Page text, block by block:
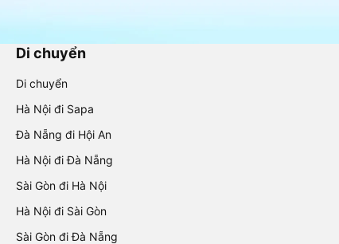
Di chuyển
Di chuyển
Hà Nội đi Sapa
Đà Nẵng đi Hội An
Hà Nội đi Đà Nẵng
Sài Gòn đi Hà Nội
Hà Nội đi Sài Gòn
Sài Gòn đi Đà Nẵng